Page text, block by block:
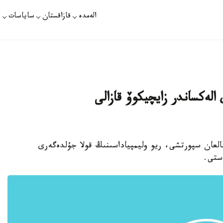
الەمدە قازاقستان ساياسات
زايچيكوۆ قازالى
سپورتشى، ريو وليمپياداسىنىڭ قولا جۇلدەگەرى